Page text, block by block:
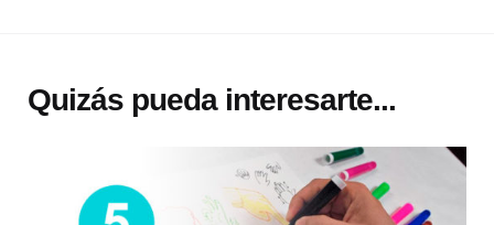
Quizás pueda interesarte...